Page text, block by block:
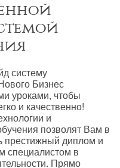
систему
Бизнес
уроками, чтобы
и качественно!
и
позволят Вам в
престижный диплом и
специалистом в
Прямо